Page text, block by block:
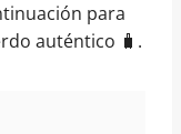
para
auténtico 🧳.